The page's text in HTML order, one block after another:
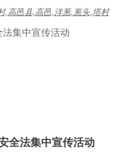
,高邑县,高邑,洋葱,葱头,塔村
全法集中宣传活动